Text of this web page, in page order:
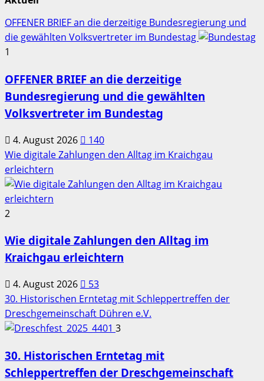
OFFENER BRIEF an die derzeitige Bundesregierung und
die gewählten Volksvertreter im Bundestag
1
OFFENER BRIEF an die derzeitige
Bundesregierung und die gewählten
Volksvertreter im Bundestag
4. August 2026
140
Wie digitale Zahlungen den Alltag im Kraichgau
erleichtern
2
Wie digitale Zahlungen den Alltag im
Kraichgau erleichtern
4. August 2026
53
30. Historischen Erntetag mit Schleppertreffen der
Dreschgemeinschaft Dühren e.V.
3
30. Historischen Erntetag mit
Schleppertreffen der Dreschgemeinschaft